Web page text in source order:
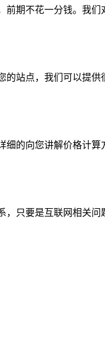
期不花一分钱。我
的站点，我们可以提
细的向您讲解价格计
，只要是互联网相关